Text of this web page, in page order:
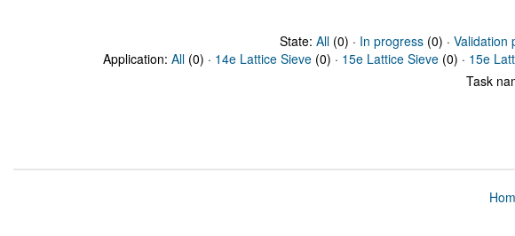
State: All(0) · In progress(0) · Validation
Application: All (0) · 14e Lattice Sieve (0) · 15e Lattice Sieve (0) · 15e
Task